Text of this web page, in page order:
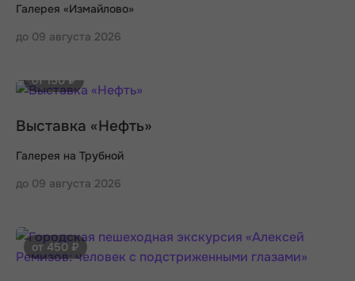
Галерея «Измайлово»
до 09 августа 2026
от 150 ₽
Выставка «Нефть»
Галерея на Трубной
до 09 августа 2026
от 450 ₽